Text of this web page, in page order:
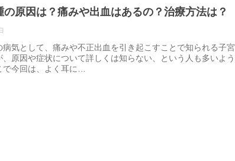
の原因は？痛みや出血はあるの？治療方法は？
病気として、痛みや不正出血を引き起こすことで知られる子宮
、原因や症状について詳しくは知らない、という人も多いよう
で今回は、よく耳に…